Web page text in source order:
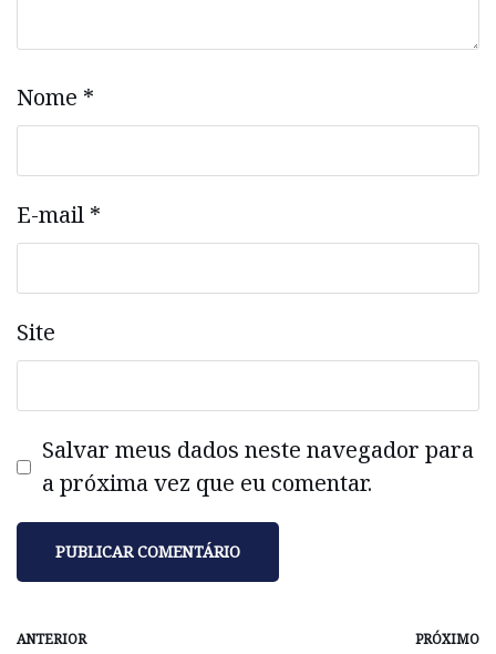
Nome *
E-mail *
Site
Salvar meus dados neste navegador para
a próxima vez que eu comentar.
ANTERIOR PRÓXIMO